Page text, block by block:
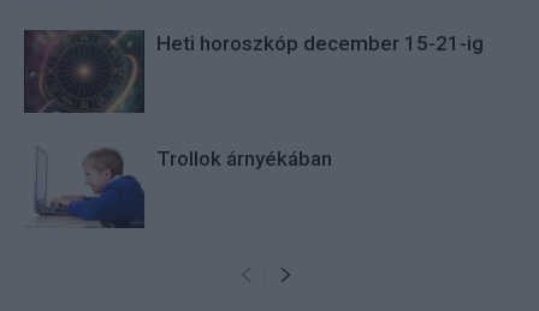
Heti horoszkóp december 15-21-ig
Trollok árnyékában